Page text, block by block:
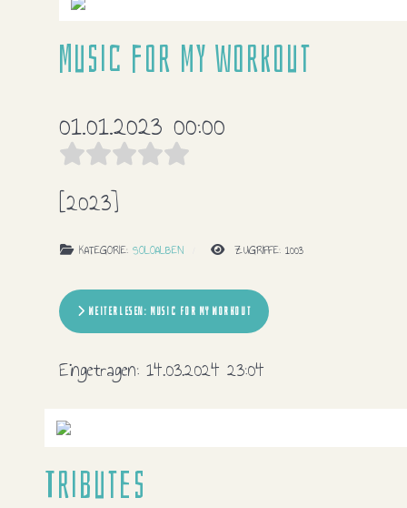
Music for my workout
01.01.2023 00:00
[2023]
KATEGORIE: SOLOALBEN ZUGRIFFE: 1003
WEITERLESEN: MUSIC FOR MY WORKOUT
Eingetragen: 14.03.2024 23:04
Tributes